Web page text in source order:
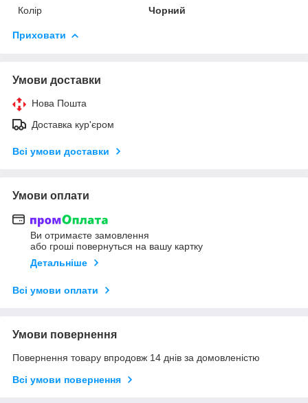
Колір
Чорний
Приховати
Умови доставки
Нова Пошта
Доставка кур'єром
Всі умови доставки
Умови оплати
Ви отримаєте замовлення
або гроші повернуться на вашу картку
Детальніше
Всі умови оплати
Умови повернення
Повернення товару впродовж 14 днів за домовленістю
Всі умови повернення